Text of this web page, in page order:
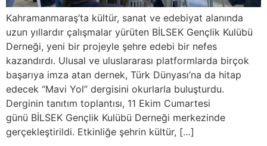
Kahramanmaraş’ta kültür, sanat ve edebiyat alanında
uzun yıllardır çalışmalar yürüten BİLSEK Gençlik Kulübü
Derneği, yeni bir projeyle şehre edebi bir nefes
kazandırdı. Ulusal ve uluslararası platformlarda birçok
başarıya imza atan dernek, Türk Dünyası’na da hitap
edecek “Mavi Yol” dergisini okurlarla buluşturdu.
Derginin tanıtım toplantısı, 11 Ekim Cumartesi
günü BİLSEK Gençlik Kulübü Derneği merkezinde
gerçekleştirildi. Etkinliğe şehrin kültür, […]